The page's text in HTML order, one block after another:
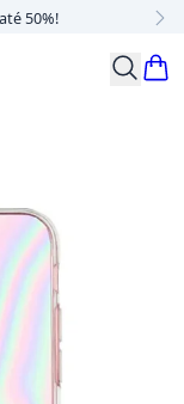
50%!
Buscar